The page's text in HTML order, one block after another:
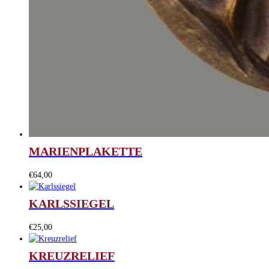
MARIENPLAKETTE
€64,00
KARLSSIEGEL
€25,00
KREUZRELIEF